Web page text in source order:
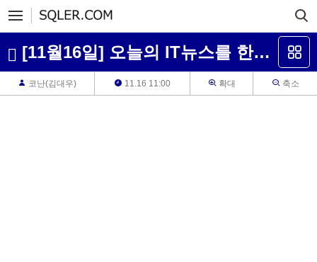
[11월16일] 오늘의 IT뉴스를 한눈에 보는 - 이바닥 뉴스
코난(김대우) 11.16 11:00 확대 축소